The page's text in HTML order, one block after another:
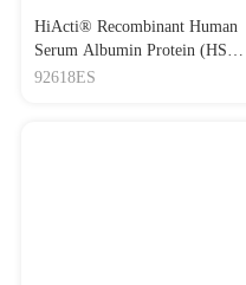
HiActi® Recombinant Human
Serum Albumin Protein (HSA)
重组人血清白蛋白
92618ES